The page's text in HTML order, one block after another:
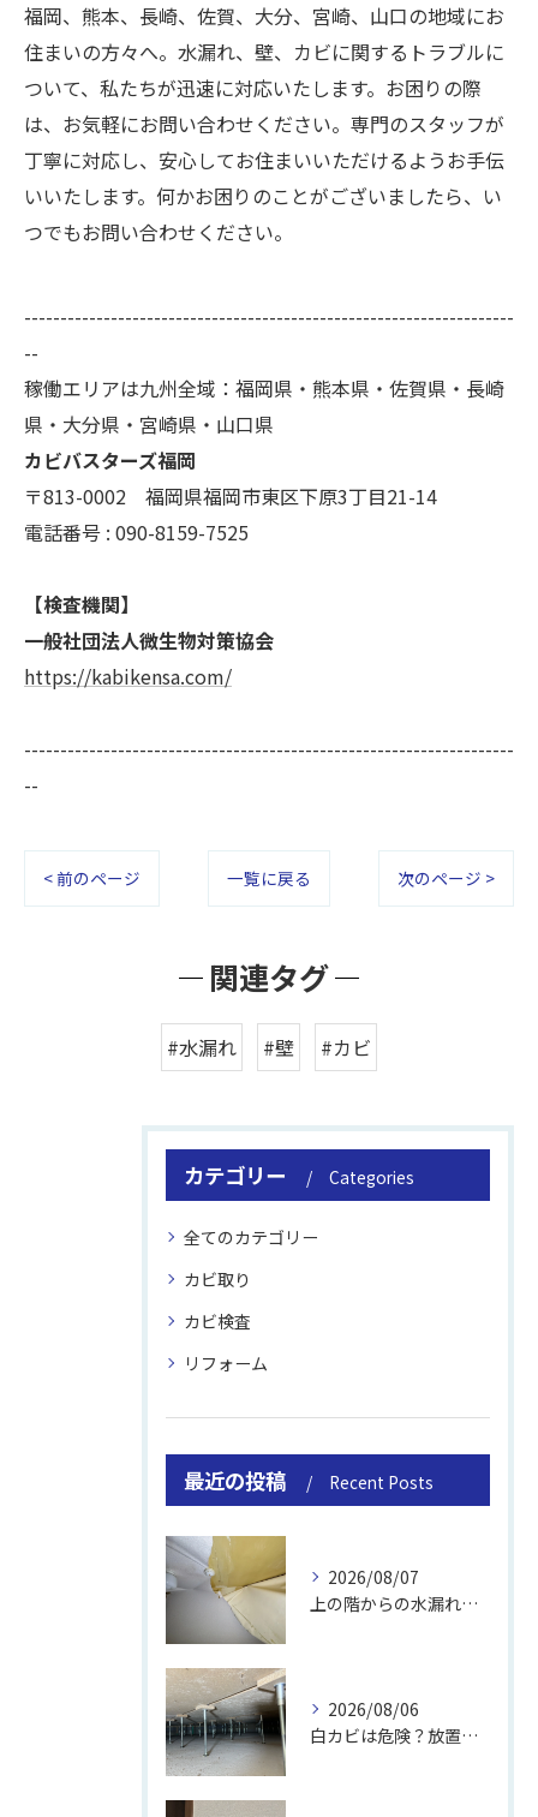
福岡、熊本、長崎、佐賀、大分、宮崎、山口の地域にお
住まいの方々へ。水漏れ、壁、カビに関するトラブルに
ついて、私たちが迅速に対応いたします。お困りの際
は、お気軽にお問い合わせください。専門のスタッフが
丁寧に対応し、安心してお住まいいただけるようお手伝
いいたします。何かお困りのことがございましたら、い
つでもお問い合わせください。
--------------------------------------------------------------------
--
稼働エリアは九州全域：福岡県・熊本県・佐賀県・長崎
県・大分県・宮崎県・山口県
カビバスターズ福岡
〒813-0002 福岡県福岡市東区下原3丁目21-14
電話番号 : 090-8159-7525
【検査機関】
一般社団法人微生物対策協会
https://kabikensa.com/
--------------------------------------------------------------------
--
< 前のページ 一覧に戻る 次のページ >
関連タグ
#水漏れ #壁 #カビ
カテゴリー Categories
全てのカテゴリー
カビ取り
カビ検査
リフォーム
最近の投稿 Recent Posts
2026/08/07
上の階からの水漏れでカビ｜対処法と業者
2026/08/06
白カビは危険？放置のリスクと取り方